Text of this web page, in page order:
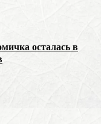
осталась в